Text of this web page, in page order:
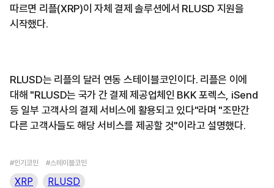
따르면 리플(XRP)이 자체 결제 솔루션에서 RLUSD 지원을
시작했다.
RLUSD는 리플의 달러 연동 스테이블코인이다. 리플은 이에
대해 "RLUSD는 국가 간 결제 제공업체인 BKK 포렉스, iSend
등 일부 고객사의 결제 서비스에 활용되고 있다"라며 "조만간
다른 고객사들도 해당 서비스를 제공할 것"이라고 설명했다.
#인기코인 #스테이블코인
XRP RLUSD